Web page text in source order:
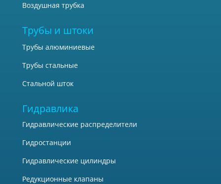
Воздушная трубка
Трубы и штоки
Трубы алюминиевые
Трубы стальные
Стальной шток
Гидравлика
Гидравлические распределители
Гидростанции
Гидравлические цилиндры
Редукционные клапаны